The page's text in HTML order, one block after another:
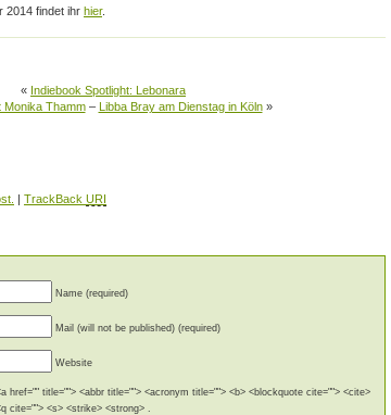
2014 findet ihr hier.
« Indiebook Spotlight: Lebonara
Monika Thamm– Libba Bray am Dienstag in Köln»
| TrackBack URI
Name (required)
Mail (will not be published) (required)
Website
href="" title=""> <abbr title=""> <acronym title=""> <b> <blockquote cite=""> <cite>
cite=""> <s> <strike> <strong> .